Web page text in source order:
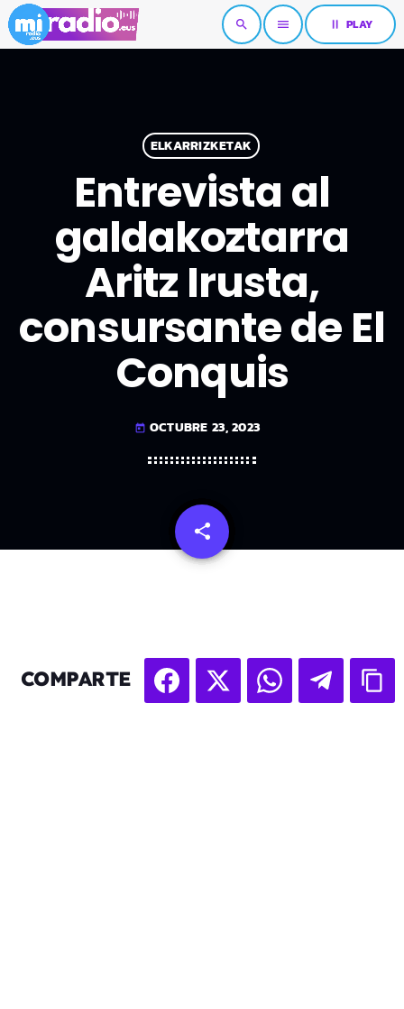
search menu pause PLAY
ELKARRIZKETAK
Entrevista al
galdakoztarra
Aritz Irusta,
consursante de El
Conquis
today OCTUBRE 23, 2023
share
email
COMPARTE